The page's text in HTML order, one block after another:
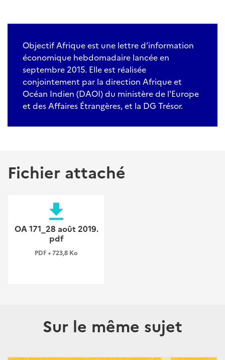
Objectif Afrique est une lettre d’information
économique hebdomadaire lancée en
septembre 2015. Elle est réalisée
conjointement par la direction Afrique et
Océan Indien (DAOI) du ministère de l'Europe
et des Affaires Étrangères, et la DG Trésor.
Fichier attaché
file_download
OA 171_28 août 2019.
pdf
PDF • 723,8 Ko
Sur le même sujet